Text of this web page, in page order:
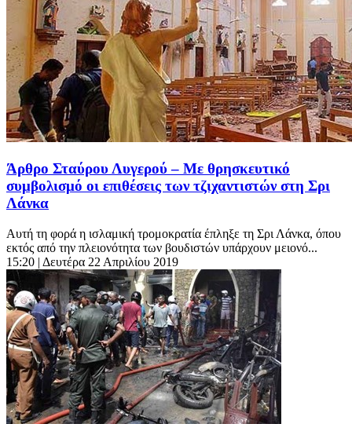
Άρθρο Σταύρου Λυγερού – Με θρησκευτικό
συμβολισμό οι επιθέσεις των τζιχαντιστών στη Σρι
Λάνκα
Αυτή τη φορά η ισλαμική τρομοκρατία έπληξε τη Σρι Λάνκα, όπου
εκτός από την πλειονότητα των βουδιστών υπάρχουν μειονό...
15:20 | Δευτέρα 22 Απριλίου 2019